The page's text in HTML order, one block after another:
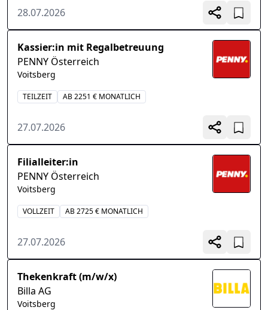
28.07.2026
Kassier:in mit Regalbetreuung
PENNY Österreich
Voitsberg
TEILZEIT AB 2251 € MONATLICH
27.07.2026
Filialleiter:in
PENNY Österreich
Voitsberg
VOLLZEIT AB 2725 € MONATLICH
27.07.2026
Thekenkraft (m/w/x)
Billa AG
Voitsberg